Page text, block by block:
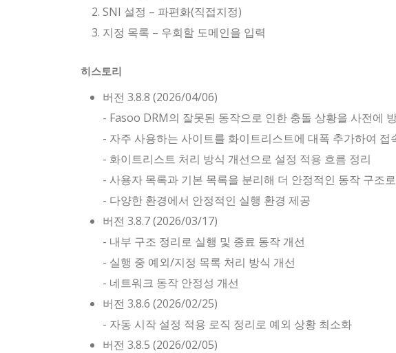
SNI 설정 – 파편화(직접지정)
지정 목록 – 우회할 도메인을 입력
히스토리
버전 3.8.8 (2026/04/06)
- Fasoo DRM의 잘못된 동작으로 인한 충돌 상황을 사전에
- 자주 사용하는 사이트를 화이트리스트에 대폭 추가하여 접
- 화이트리스트 처리 방식 개선으로 설정 적용 흐름 정리
- 사용자 목록과 기본 목록을 분리해 더 안정적인 동작 구조
- 다양한 환경에서 안정적인 실행 환경 제공
버전 3.8.7 (2026/03/17)
- 내부 구조 정리로 실행 및 종료 동작 개선
- 실행 중 예외/지정 목록 처리 방식 개선
- 네트워크 동작 안정성 개선
버전 3.8.6 (2026/02/25)
- 자동 시작 설정 적용 로직 정리로 예외 상황 최소화
버전 3.8.5 (2026/02/05)